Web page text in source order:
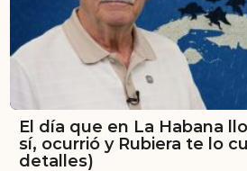
El día que en La Habana
sí, ocurrió y Rubiera te lo
detalles)